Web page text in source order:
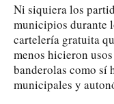
Ni siquiera los
municipios durante
cartelería gratuita
menos hicieron
banderolas como sí
municipales y